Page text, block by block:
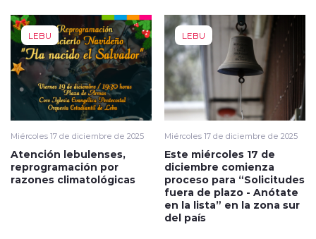
LEBU
Miércoles 17 de diciembre de 2025
Atención lebulenses,
reprogramación por
razones climatológicas
LEBU
Miércoles 17 de diciembre de 2025
Este miércoles 17 de
diciembre comienza
proceso para “Solicitudes
fuera de plazo - Anótate
en la lista” en la zona sur
del país